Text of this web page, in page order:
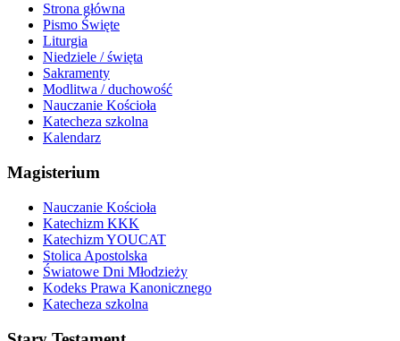
Strona główna
Pismo Święte
Liturgia
Niedziele / święta
Sakramenty
Modlitwa / duchowość
Nauczanie Kościoła
Katecheza szkolna
Kalendarz
Magisterium
Nauczanie Kościoła
Katechizm KKK
Katechizm YOUCAT
Stolica Apostolska
Światowe Dni Młodzieży
Kodeks Prawa Kanonicznego
Katecheza szkolna